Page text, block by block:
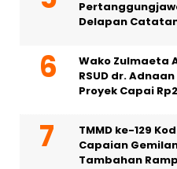
Delapan
Wako Zulmaeta
RSUD dr.
Proyek Capai
TMMD ke-129
Capaian
Tambahan